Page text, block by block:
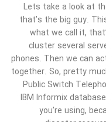
Lets take a look at
that’s the big guy.
what we call it,
cluster several
phones. Then we can
together. So, pretty
Public Switch
IBM Informix
you’re using,